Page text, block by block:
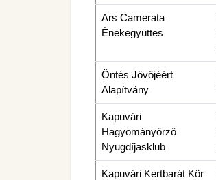
Ars Camerata
Énekegyüttes
Öntés Jövőjéért
Alapítvány
Kapuvári
Hagyományőrző
Nyugdíjasklub
Kapuvári Kertbarát Kör